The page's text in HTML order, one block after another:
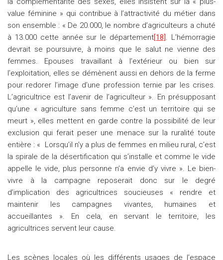
value féminine » qui contribue à l’attractivité du métier dans
son ensemble : « De 20.000, le nombre d’agriculteurs a chuté
à 13.000 cette année sur le département[18]. L’hémorragie
devrait se poursuivre, à moins que le salut ne vienne des
femmes. Epouses travaillant à l’extérieur ou bien sur
l’exploitation, elles se démènent aussi en dehors de la ferme
pour redorer l’image d’une profession ternie par les crises.
L’agricultrice est l’avenir de l’agriculteur ». En présupposant
qu’une « agriculture sans femme c’est un territoire qui se
meurt », elles mettent en garde contre la possibilité de leur
exclusion qui ferait peser une menace sur la ruralité toute
entière : « Lorsqu’il n’y a plus de femmes en milieu rural, c’est
la spirale de la désertification qui s’installe et comme le vide
appelle le vide, plus personne n’a envie d’y vivre ». Le bien-
vivre à la campagne reposerait donc sur le degré
d’implication des agricultrices soucieuses « rendre et
maintenir les campagnes vivantes, humaines et
accueillantes ». En cela, en servant le territoire, les
agricultrices servent leur cause.
Les scènes locales où les différents usages de l’espace